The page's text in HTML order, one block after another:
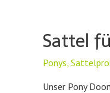
Merkmale
Sattel
Ponys
Unser Pony